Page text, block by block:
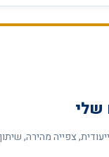
שלי
צפייה מהירה,